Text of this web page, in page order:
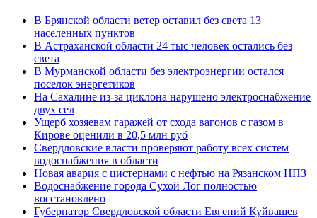
В Брянской области ветер оставил без света 13
населенных пунктов
В Астраханской области 24 тыс человек остались без
света
В Мурманской области без электроэнергии остался
поселок энергетиков
На Сахалине из-за циклона нарушено электроснабжение
двух сел
Ущерб хозяевам гаражей от схода вагонов с газом в
Кирове оценили в 20,5 млн руб
Свердловские власти проверяют работу всех систем
водоснабжения в области
Новая авария с цистернами с нефтью на Рязанском НПЗ
Водоснабжение города Сухой Лог полностью
восстановлено
Губернатор Свердловской области Евгений Куйвашев